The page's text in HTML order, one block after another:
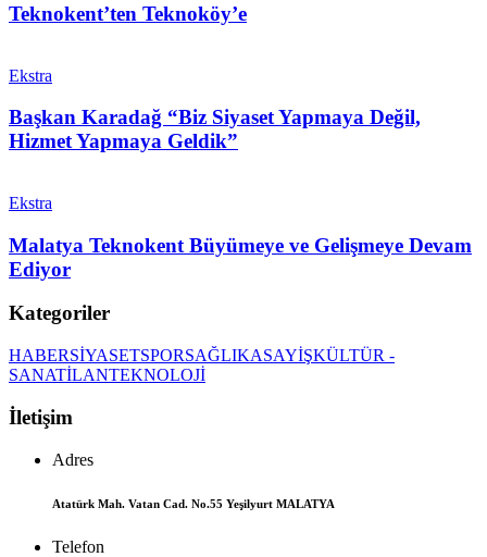
Teknokent’ten Teknoköy’e
Ekstra
Başkan Karadağ “Biz Siyaset Yapmaya Değil,
Hizmet Yapmaya Geldik”
Ekstra
Malatya Teknokent Büyümeye ve Gelişmeye Devam
Ediyor
Kategoriler
HABERSİYASETSPORSAĞLIKASAYİŞKÜLTÜR -
SANATİLANTEKNOLOJİ
İletişim
Adres
Atatürk Mah. Vatan Cad. No.55 Yeşilyurt MALATYA
Telefon